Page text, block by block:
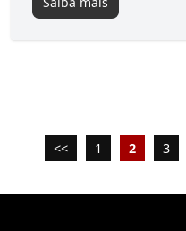
<< 1 2 3